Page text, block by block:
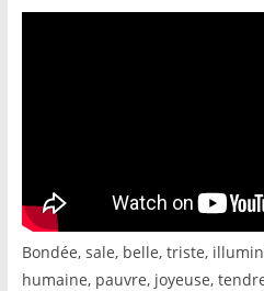
Bondée, sale, belle, triste,
humaine, pauvre, joyeuse,